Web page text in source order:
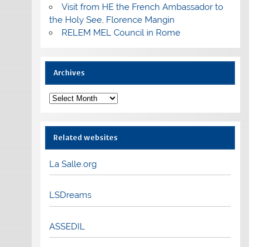
Visit from HE the French Ambassador to
the Holy See, Florence Mangin
RELEM MEL Council in Rome
Archives
Archives
Related websites
La Salle.org
LSDreams
ASSEDIL